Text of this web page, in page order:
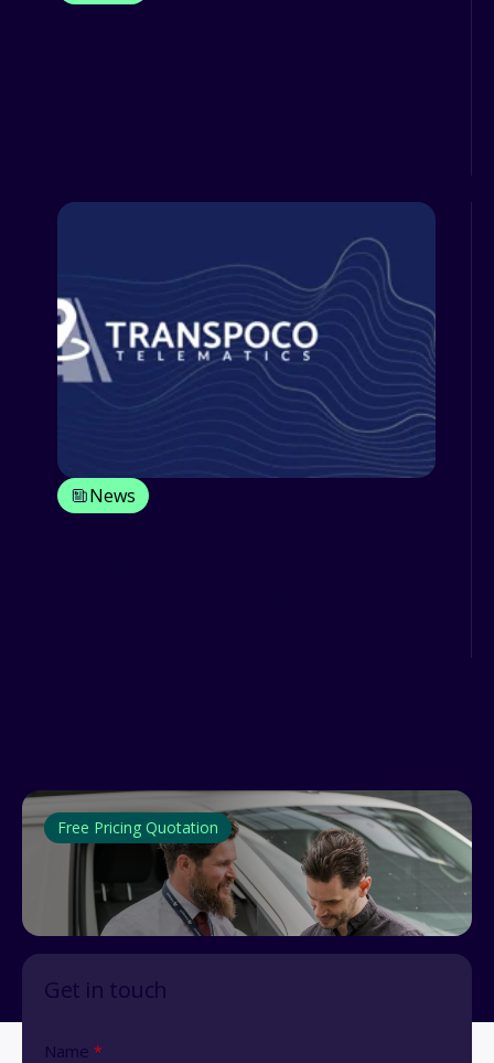
News
Free Pricing Quotation
Get in touch
Name *